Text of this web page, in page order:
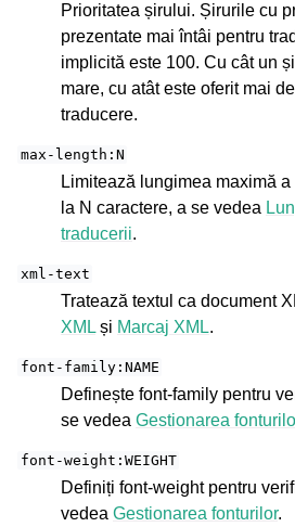
Prioritatea șirului. Șirurile cu
prezentate mai întâi pentru
implicită este 100. Cu cât un
mare, cu atât este oferit mai
traducere.
max-length:N
Limitează lungimea maximă
la N caractere, a se vedea
traducerii.
xml-text
Tratează textul ca document
XML și Marcaj XML.
font-family:NAME
Definește font-family pentru
se vedea Gestionarea
font-weight:WEIGHT
Definiți font-weight pentru
vedea Gestionarea fonturilor.